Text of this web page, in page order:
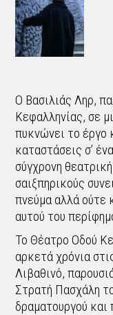
Ο Βασιλιάς Ληρ,
Κεφαλληνίας, σε
πυκνώνει το έργο
καταστάσεις σ’
σύγχρονη
σαιξπηρικούς
πνεύμα αλλά ούτε
αυτού του
Το Θέατρο Οδού
αρκετά χρόνια
Λιβαθινό,
Στρατή Πασχάλη
δραματουργού και